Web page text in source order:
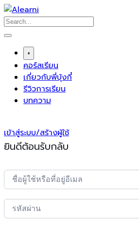
Skip
to
content
+
คอร์สเรียน
เกี่ยวกับพี่บุ้งกี๋
รีวิวการเรียน
บทความ
เข้าสู่ระบบ/สร้างผู้ใช้
ยินดีต้อนรับกลับ